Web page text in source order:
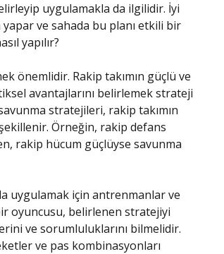
PARASIZ
GÖRME
uygulamakla da ilgilidir. İyi
ve sahada bu planı etkili bir
yapılır?
önemlidir. Rakip takımın güçlü ve
avantajlarını belirlemek strateji
stratejileri, rakip takımın
Örneğin, rakip defans
rakip hücum güçlüyse savunma
uygulamak için antrenmanlar ve
oyuncusu, belirlenen stratejiyi
ve sorumluluklarını bilmelidir.
ve pas kombinasyonları